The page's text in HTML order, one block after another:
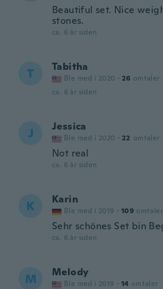
Beautiful set. Nice
stones.
ca. 6 år siden
T Tabitha
Ble med i 2020 · 26 omtaler
ca. 6 år siden
J Jessica
Ble med i 2020 · 22 omtaler
Not real
ca. 6 år siden
K Karin
Ble med i 2019 · 109 omtaler
Sehr schönes Set bin
ca. 6 år siden
M Melody
Ble med i 2019 · 14 omtaler